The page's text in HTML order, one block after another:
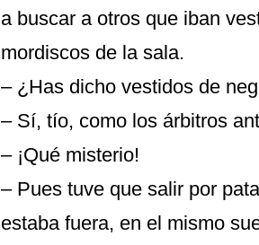
a buscar a otros que iban
mordiscos de la sala.
– ¿Has dicho vestidos de
– Sí, tío, como los árbitros
– ¡Qué misterio!
– Pues tuve que salir por
estaba fuera, en el mismo